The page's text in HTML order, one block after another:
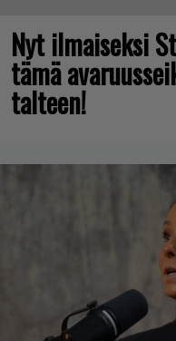
Nyt ilmaiseksi
tämä
talteen!